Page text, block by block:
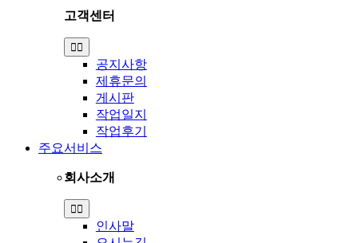
고객센터
Toggle
Navigation
공지사항
제휴문의
게시판
작업일지
작업후기
주요서비스
회사소개
Toggle
Navigation
인사말